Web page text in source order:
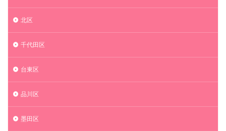
北区
千代田区
台東区
品川区
墨田区